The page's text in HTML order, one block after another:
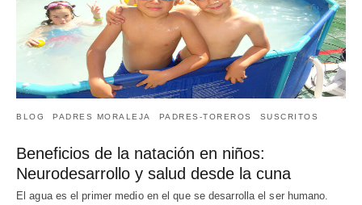
BLOG PADRES MORALEJA PADRES-TOREROS SUSCRITOS
Beneficios de la natación en niños:
Neurodesarrollo y salud desde la cuna
El agua es el primer medio en el que se desarrolla el ser humano.